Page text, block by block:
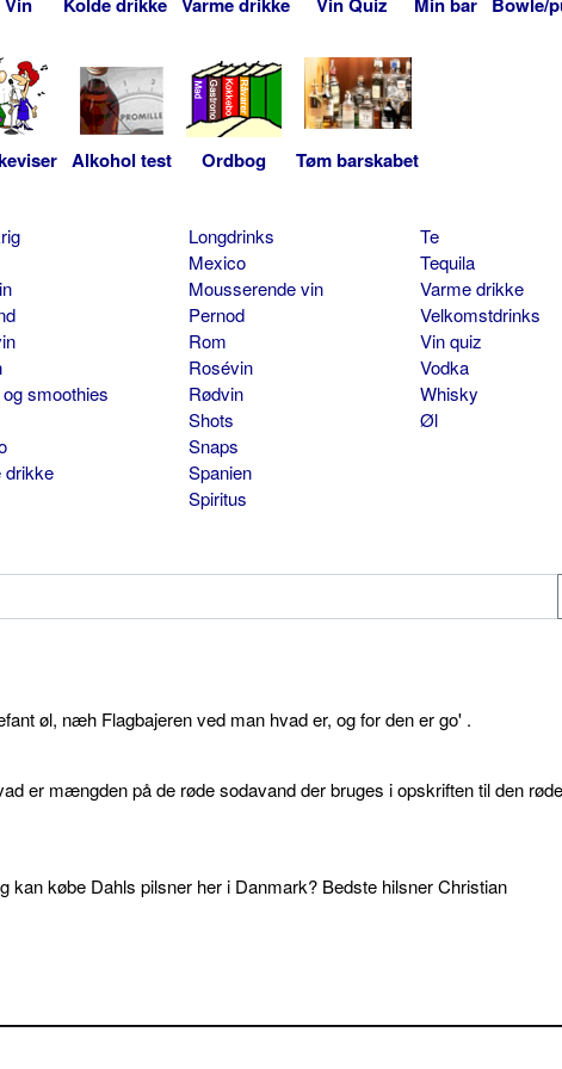
Alkohol test Ordbog Tøm barskabet
smoothies
drikke
Longdrinks
Mexico
Mousserende vin
Pernod
Rom
Rosévin
Rødvin
Shots
Snaps
Spanien
Spiritus
Te
Tequila
Varme drikke
Velkomstdrinks
Vin quiz
Vodka
Whisky
Øl
øl, næh Flagbajeren ved man hvad er, og for den er go' .
er mængden på de røde sodavand der bruges i opskriften til den
kan købe Dahls pilsner her i Danmark? Bedste hilsner Christian